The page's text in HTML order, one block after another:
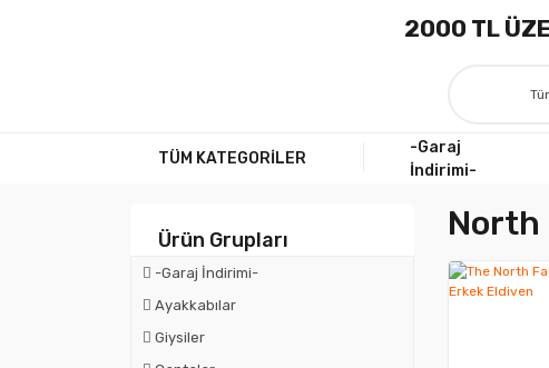
2000 TL
TÜM KATEGORİLER
-Garaj
İndirimi-
Ürün Grupları
-Garaj İndirimi-
Ayakkabılar
Giysiler
North